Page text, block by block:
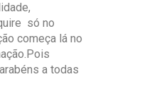
só no
começa lá no
a todas